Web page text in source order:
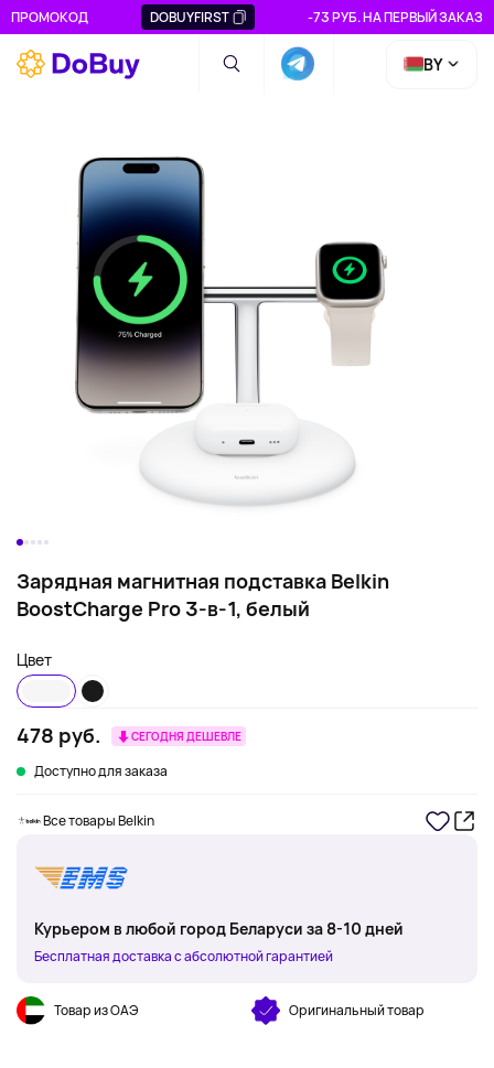
ПРОМОКОД DOBUYFIRST -73 РУБ. НА ПЕРВЫЙ ЗАКАЗ
BY
Зарядная магнитная подставка Belkin
BoostCharge Pro 3-в-1, белый
Цвет
478 руб. СЕГОДНЯ ДЕШЕВЛЕ
Доступно для заказа
Все товары Belkin
Курьером в любой город Беларуси за 8-10 дней
Бесплатная доставка с абсолютной гарантией
Товар из ОАЭ Оригинальный товар